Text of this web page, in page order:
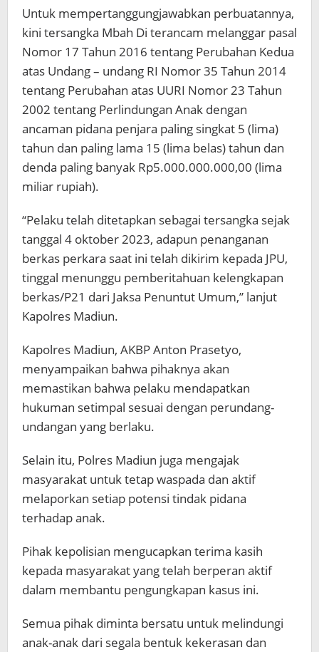
Untuk mempertanggungjawabkan perbuatannya,
kini tersangka Mbah Di terancam melanggar pasal
Nomor 17 Tahun 2016 tentang Perubahan Kedua
atas Undang – undang RI Nomor 35 Tahun 2014
tentang Perubahan atas UURI Nomor 23 Tahun
2002 tentang Perlindungan Anak dengan
ancaman pidana penjara paling singkat 5 (lima)
tahun dan paling lama 15 (lima belas) tahun dan
denda paling banyak Rp5.000.000.000,00 (lima
miliar rupiah).
“Pelaku telah ditetapkan sebagai tersangka sejak
tanggal 4 oktober 2023, adapun penanganan
berkas perkara saat ini telah dikirim kepada JPU,
tinggal menunggu pemberitahuan kelengkapan
berkas/P21 dari Jaksa Penuntut Umum,” lanjut
Kapolres Madiun.
Kapolres Madiun, AKBP Anton Prasetyo,
menyampaikan bahwa pihaknya akan
memastikan bahwa pelaku mendapatkan
hukuman setimpal sesuai dengan perundang-
undangan yang berlaku.
Selain itu, Polres Madiun juga mengajak
masyarakat untuk tetap waspada dan aktif
melaporkan setiap potensi tindak pidana
terhadap anak.
Pihak kepolisian mengucapkan terima kasih
kepada masyarakat yang telah berperan aktif
dalam membantu pengungkapan kasus ini.
Semua pihak diminta bersatu untuk melindungi
anak-anak dari segala bentuk kekerasan dan